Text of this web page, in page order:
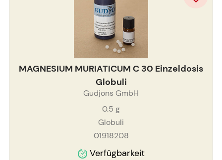
MAGNESIUM MURIATICUM C 30 Einzeldosis
Globuli
Gudjons GmbH
0.5 g
Globuli
01918208
Verfügbarkeit